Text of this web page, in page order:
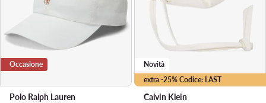
Occasione
Polo Ralph Lauren
extra -25% Codice: LAST
Novità
Calvin Klein